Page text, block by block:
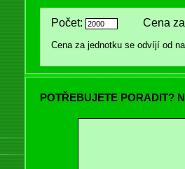
Počet: Cena za
Cena za jednotku se odvíjí od
POTŘEBUJETE PORADIT?